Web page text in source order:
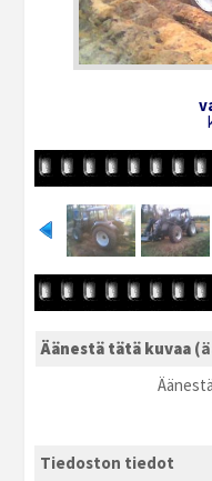
Äänestä tätä kuvaa
Tiedoston tiedot